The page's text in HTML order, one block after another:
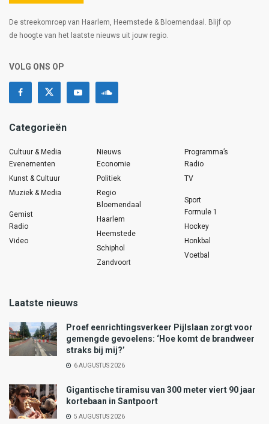
De streekomroep van Haarlem, Heemstede & Bloemendaal. Blijf op
de hoogte van het laatste nieuws uit jouw regio.
VOLG ONS OP
Categorieën
Cultuur & Media
Evenementen
Kunst & Cultuur
Muziek & Media
Gemist
Radio
Video
Nieuws
Economie
Politiek
Regio
Bloemendaal
Haarlem
Heemstede
Schiphol
Zandvoort
Programma’s
Radio
TV
Sport
Formule 1
Hockey
Honkbal
Voetbal
Laatste nieuws
Proef eenrichtingsverkeer Pijlslaan zorgt voor
gemengde gevoelens: ‘Hoe komt de brandweer
straks bij mij?’
6 AUGUSTUS 2026
Gigantische tiramisu van 300 meter viert 90 jaar
kortebaan in Santpoort
5 AUGUSTUS 2026